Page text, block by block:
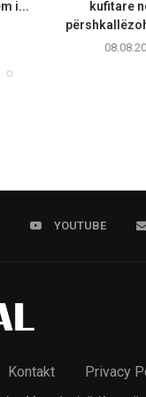
i...
kufitare
YOUTUBE
Kontakt Privacy